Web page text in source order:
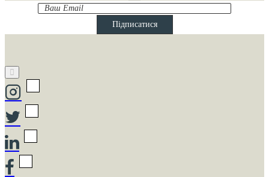
Ваш
Email
Підписатися